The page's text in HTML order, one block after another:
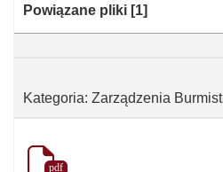
Kategoria:
Powiązane pliki [1]
Kategoria: Zarządzenia
pdf